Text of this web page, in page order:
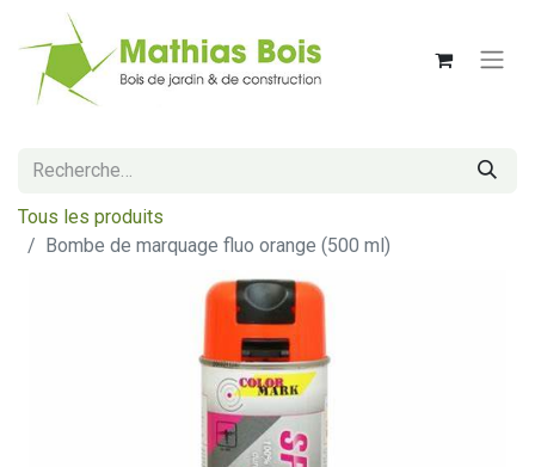
Tous les produits
Bombe de marquage fluo orange (500 ml)